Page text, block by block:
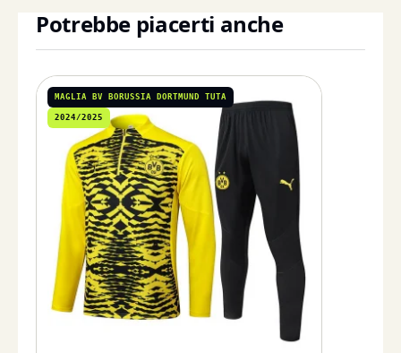
Potrebbe piacerti anche
MAGLIA BV BORUSSIA DORTMUND TUTA
2024/2025